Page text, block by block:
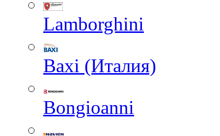
Lamborghini
Baxi (Италия)
Вongioanni